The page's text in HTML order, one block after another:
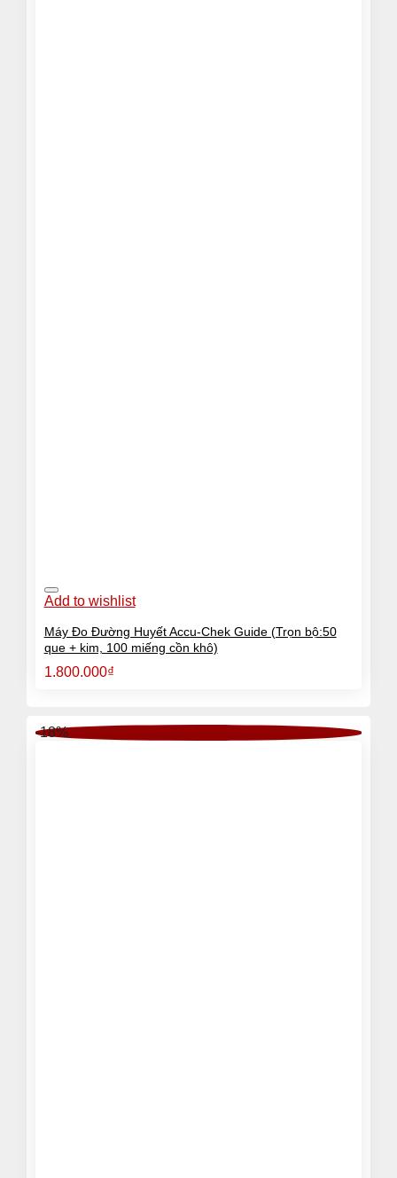
Add to wishlist
Máy Đo Đường Huyết Accu-Chek Guide (Trọn bộ:50
que + kim, 100 miếng cồn khô)
1.800.000₫
-18%